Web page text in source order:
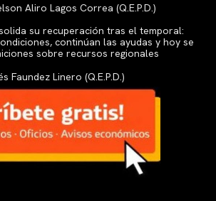
Aliro Lagos Correa (Q.E.P.D.)
su recuperación tras el temporal:
continúan las ayudas y hoy se
sobre recursos regionales
Faundez Linero (Q.E.P.D.)